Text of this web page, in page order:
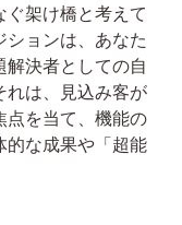
架け橋と考えて
ションは、あなた
決者としての自
れは、見込み客が
点を当て、機能の
的な成果や「超能